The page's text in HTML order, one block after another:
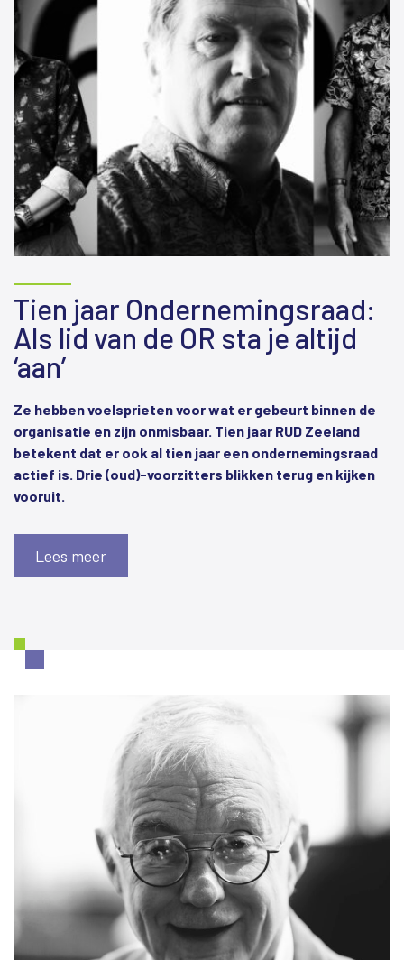
Tien jaar Ondernemingsraad:
Als lid van de OR sta je altijd
‘aan’
Ze hebben voelsprieten voor wat er gebeurt binnen de
organisatie en zijn onmisbaar. Tien jaar RUD Zeeland
betekent dat er ook al tien jaar een ondernemingsraad
actief is. Drie (oud)-voorzitters blikken terug en kijken
vooruit.
Lees meer